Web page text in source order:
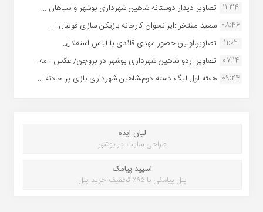
11:34 تصاویر دیدار دوستانه شاهین شهردارى بوشهر و سپاهان ...
08:46 سعید مفتخر :ایرانجوان کارخانه بازیکن سازی فوتبال ا...
11:02
تصاویر،اولین حضور مهدی قائدی با لباس استقلال...
07:14 تصاویر اردو شاهین شهرداری بوشهر در بروجن/ عکس : مه...
09:24 هفته اول لیگ دسته دوم،شاهین شهرداری بازی پر حادثه ...
لیان ایده
طراحی سایت در بوشهر
اسپید پیامک
پنل پیامکی با ۹۵٪ تخفیف خرید پنل